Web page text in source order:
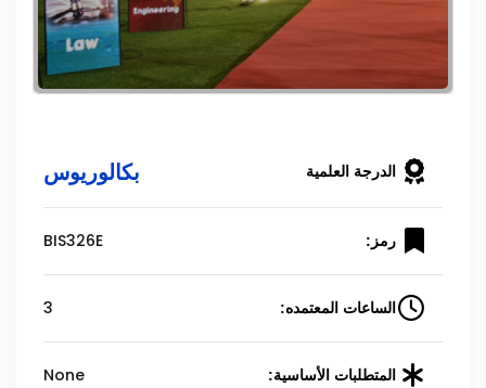
الدرجة العلمية بكالوريوس
رمز: BIS326E
الساعات المعتمده: 3
المتطلبات الأساسية: None